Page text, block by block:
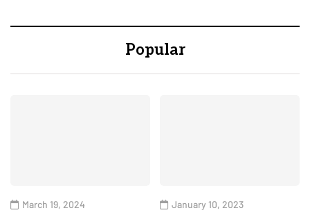
Popular
March 19, 2024 January 10, 2023